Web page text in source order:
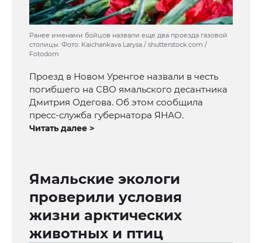
Ранее именами бойцов назвали еще два проезда газовой
столицы. Фото: Kaichankava Larysa / shutterstock.com /
Fotodom
Проезд в Новом Уренгое назвали в честь
погибшего на СВО ямальского десантника
Дмитрия Одегова. Об этом сообщила
пресс-служба губернатора ЯНАО.
Читать далее >
Ямальские экологи
проверили условия
жизни арктических
животных и птиц